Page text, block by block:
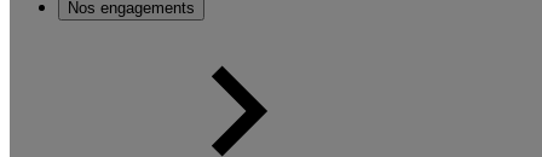
Nos engagements